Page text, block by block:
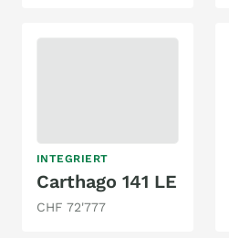
INTEGRIERT
Carthago 141 LE
CHF 72'777